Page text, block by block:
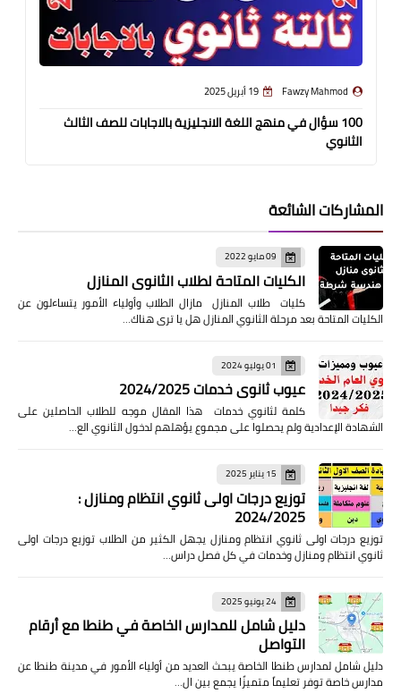
Fawzy Mahmod 19 أبريل 2025
100 سؤال في منهج اللغة الانجليزية بالاجابات للصف الثالث
الثانوي
المشاركات الشائعة
09 مايو 2022
الكليات المتاحة لطلاب الثانوى المنازل
كليات طلاب المنازل مازال الطلاب وأولياء الأمور يتساءلون عن
الكليات المتاحة بعد مرحلة الثانوي المنازل هل يا ترى هناك…
01 يوليو 2024
عيوب ثانوي خدمات 2024/2025
كلمة لثانوي خدمات هذا المقال موجه للطلاب الحاصلين على
الشهادة الإعدادية ولم يحصلوا على مجموع يؤهلهم لدخول الثانوي الع…
15 يناير 2025
توزيع درجات اولى ثانوي انتظام ومنازل :
2024/2025
توزيع درجات اولى ثانوي انتظام ومنازل يجهل الكثير من الطلاب توزيع درجات اولى
ثانوي انتظام ومنازل وخدمات في كل فصل دراس…
24 يونيو 2025
دليل شامل للمدارس الخاصة في طنطا مع أرقام
التواصل
دليل شامل لمدارس طنطا الخاصة يبحث العديد من أولياء الأمور في مدينة طنطا عن
مدارس خاصة توفر تعليماً متميزًا يجمع بين ال…